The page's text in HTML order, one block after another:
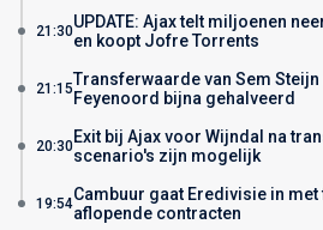
21:30UPDATE: Ajax telt miljoenen
en koopt Jofre Torrents
21:15Transferwaarde van Sem Steijn
Feyenoord bijna gehalveerd
20:30Exit bij Ajax voor Wijndal na
scenario's zijn mogelijk
19:54Cambuur gaat Eredivisie in met
aflopende contracten